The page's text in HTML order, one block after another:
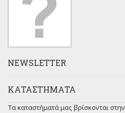
NEWSLETTER
ΚΑΤΑΣΤΉΜΑΤΑ
Τα καταστήματά μας βρίσκονται στην